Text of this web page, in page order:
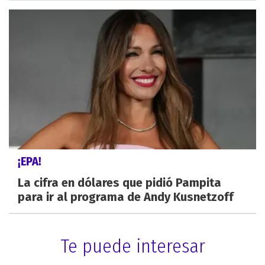
¡EPA!
La cifra en dólares que pidió Pampita
para ir al programa de Andy Kusnetzoff
Te puede interesar